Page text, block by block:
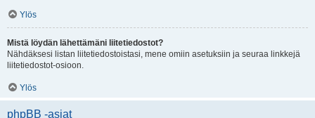
Ylös
Mistä löydän lähettämäni liitetiedostot?
Nähdäksesi listan liitetiedostoistasi, mene omiin asetuksiin ja seuraa linkkejä
liitetiedostot-osioon.
Ylös
phpBB -asiat